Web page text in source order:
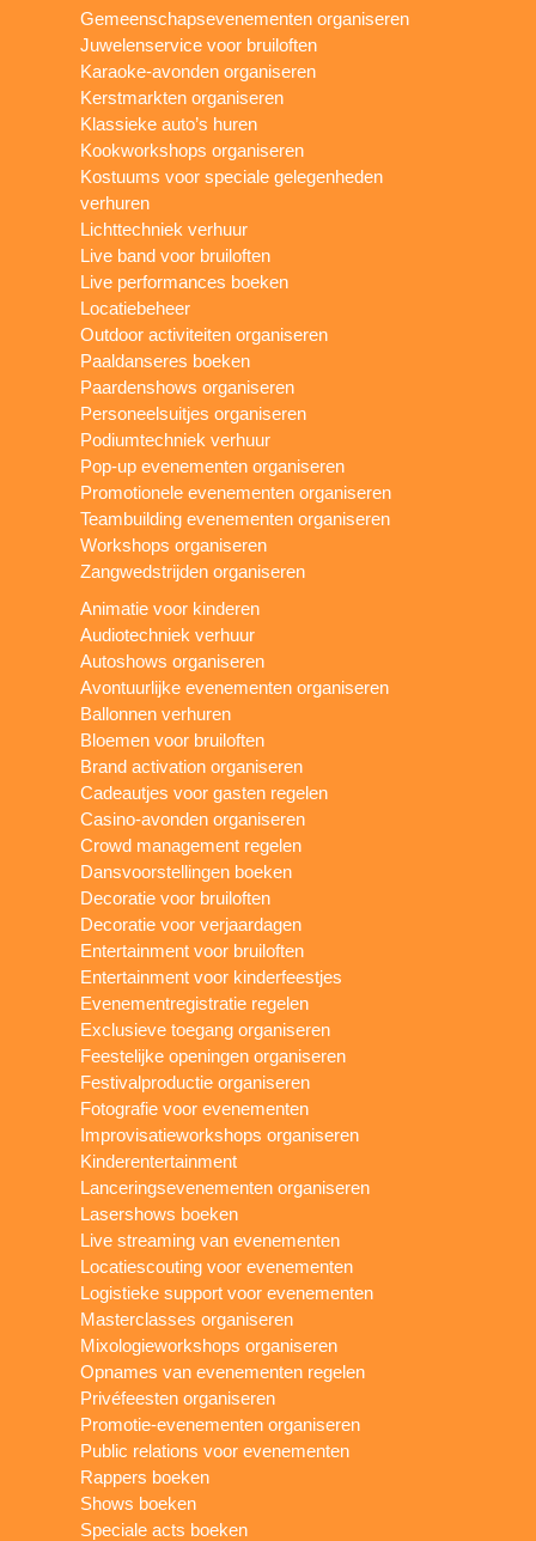
Gemeenschapsevenementen organiseren
Juwelenservice voor bruiloften
Karaoke-avonden organiseren
Kerstmarkten organiseren
Klassieke auto’s huren
Kookworkshops organiseren
Kostuums voor speciale gelegenheden
verhuren
Lichttechniek verhuur
Live band voor bruiloften
Live performances boeken
Locatiebeheer
Outdoor activiteiten organiseren
Paaldanseres boeken
Paardenshows organiseren
Personeelsuitjes organiseren
Podiumtechniek verhuur
Pop-up evenementen organiseren
Promotionele evenementen organiseren
Teambuilding evenementen organiseren
Workshops organiseren
Zangwedstrijden organiseren
Animatie voor kinderen
Audiotechniek verhuur
Autoshows organiseren
Avontuurlijke evenementen organiseren
Ballonnen verhuren
Bloemen voor bruiloften
Brand activation organiseren
Cadeautjes voor gasten regelen
Casino-avonden organiseren
Crowd management regelen
Dansvoorstellingen boeken
Decoratie voor bruiloften
Decoratie voor verjaardagen
Entertainment voor bruiloften
Entertainment voor kinderfeestjes
Evenementregistratie regelen
Exclusieve toegang organiseren
Feestelijke openingen organiseren
Festivalproductie organiseren
Fotografie voor evenementen
Improvisatieworkshops organiseren
Kinderentertainment
Lanceringsevenementen organiseren
Lasershows boeken
Live streaming van evenementen
Locatiescouting voor evenementen
Logistieke support voor evenementen
Masterclasses organiseren
Mixologieworkshops organiseren
Opnames van evenementen regelen
Privéfeesten organiseren
Promotie-evenementen organiseren
Public relations voor evenementen
Rappers boeken
Shows boeken
Speciale acts boeken